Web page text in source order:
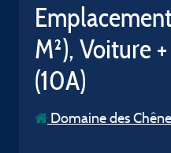
M²), Voiture
(10A)
Domaine des